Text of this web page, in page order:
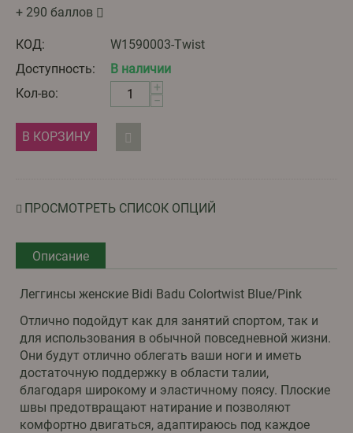
+ 290 баллов
КОД:
W1590003-Twist
Доступность:
В наличии
Кол-во:
+
−
В КОРЗИНУ
ПРОСМОТРЕТЬ СПИСОК ОПЦИЙ
Описание
Леггинсы женские Bidi Badu Colortwist Blue/Pink
Отлично подойдут как для занятий спортом, так и
для использования в обычной повседневной жизни.
Они будут отлично облегать ваши ноги и иметь
достаточную поддержку в области талии,
благодаря широкому и эластичному поясу. Плоские
швы предотвращают натирание и позволяют
комфортно двигаться, адаптираюсь под каждое